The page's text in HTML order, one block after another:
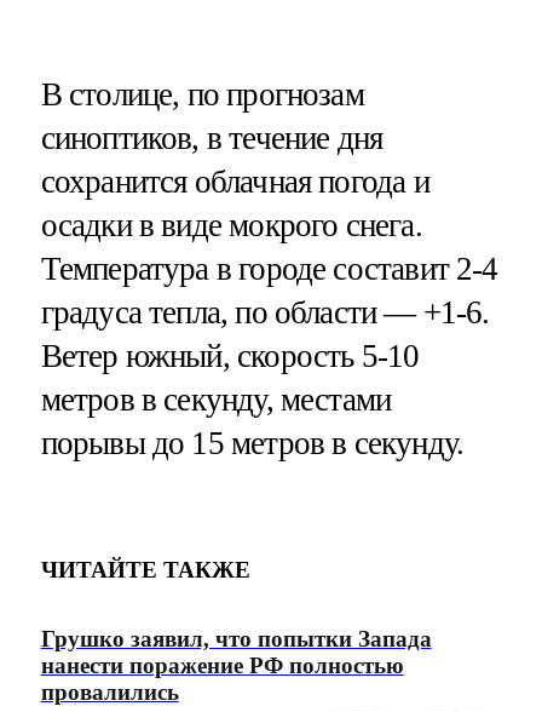
В столице, по прогнозам
синоптиков, в течение дня
сохранится облачная погода и
осадки в виде мокрого снега.
Температура в городе составит 2-4
градуса тепла, по области — +1-6.
Ветер южный, скорость 5-10
метров в секунду, местами
порывы до 15 метров в секунду.
ЧИТАЙТЕ ТАКЖЕ
Грушко заявил, что попытки Запада
нанести поражение РФ полностью
провалились